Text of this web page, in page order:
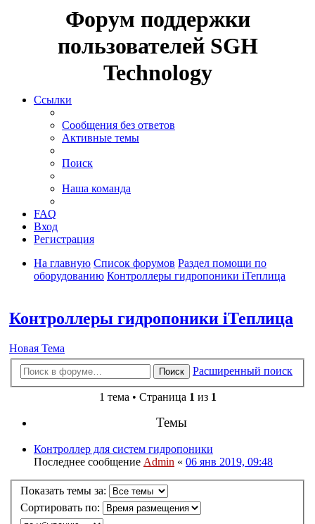
Форум поддержки
пользователей SGH
Technology
Ссылки
Сообщения без ответов
Активные темы
Поиск
Наша команда
FAQ
Вход
Регистрация
На главную Список форумов Раздел помощи по
оборудованию Контроллеры гидропоники iТеплица
Контроллеры гидропоники iТеплица
Новая Тема
Поиск Расширенный поиск
1 тема • Страница 1 из 1
Темы
Контроллер для систем гидропоники
Последнее сообщение Admin « 06 янв 2019, 09:48
Показать темы за:
Сортировать по: